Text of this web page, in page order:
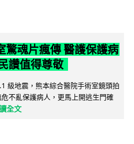
驚魂片瘋傳 醫護保護病
讚值得尊敬
級地震，熊本綜合醫院手術室鏡頭拍
不亂保護病人，更馬上開逃生門確
全文